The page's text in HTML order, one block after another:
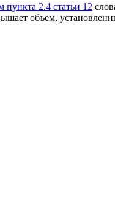
пункта 2.4 статьи 12
объем,